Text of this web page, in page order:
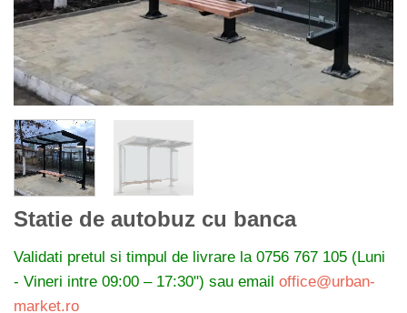
Statie de autobuz cu banca
Validati pretul si timpul de livrare la 0756 767 105 (Luni
- Vineri intre 09:00 – 17:30") sau email office@urban-
market.ro